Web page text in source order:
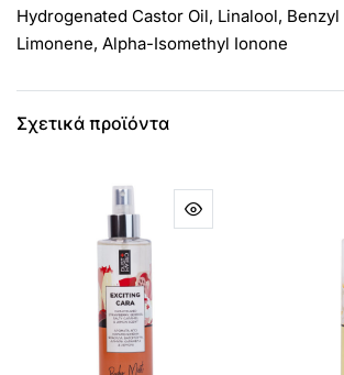
Hydrogenated Castor Oil, Linalool,
Limonene, Alpha-Isomethyl Ionone
Σχετικά προϊόντα